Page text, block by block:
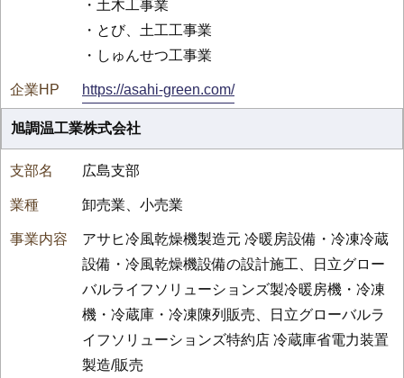
・土木工事業
・とび、土工工事業
・しゅんせつ工事業
https://asahi-green.com/
旭調温工業株式会社
広島支部
卸売業、小売業
アサヒ冷風乾燥機製造元 冷暖房設備・冷凍冷蔵
設備・冷風乾燥機設備の設計施工、日立グロー
バルライフソリューションズ製冷暖房機・冷凍
機・冷蔵庫・冷凍陳列販売、日立グローバルラ
イフソリューションズ特約店 冷蔵庫省電力装置
製造/販売